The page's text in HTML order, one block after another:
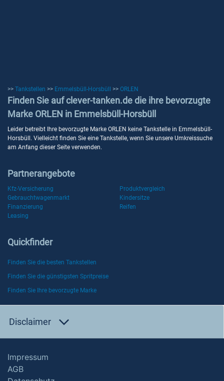
>> Tankstellen >> Emmelsbüll-Horsbüll >> ORLEN
Finden Sie auf clever-tanken.de die ihre bevorzugte
Marke ORLEN in Emmelsbüll-Horsbüll
Leider betreibt Ihre bevorzugte Marke ORLEN keine Tankstelle in Emmelsbüll-
Horsbüll. Vielleicht finden Sie eine Tankstelle, wenn Sie unsere Umkreissuche
am Anfang dieser Seite verwenden.
Partnerangebote
Kfz-Versicherung
Produktvergleich
Gebrauchtwagenmarkt
Kindersitze
Finanzierung
Reifen
Leasing
Quickfinder
Finden Sie die besten Tankstellen
Finden Sie die günstigsten Spritpreise
Finden Sie Ihre bevorzugte Marke
Disclaimer
Impressum
AGB